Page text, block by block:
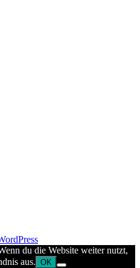
du die Website weiter nutzt,
aus. OK